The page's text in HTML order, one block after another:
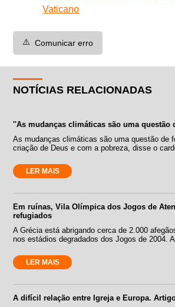
Vaticano
⚠️ Comunicar erro
NOTÍCIAS RELACIONADAS
''As mudanças climáticas são uma questão
As mudanças climáticas são uma questão de
criação de Deus e com a pobreza, disse o
LER MAIS
Em ruínas, Vila Olímpica dos Jogos de
refugiados
A Grécia está abrigando cerca de 2.000
nos estádios degradados dos Jogos de 2004.
LER MAIS
A difícil relação entre Igreja e Europa.